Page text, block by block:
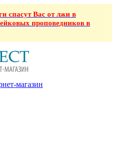
спасут Вас от лжи в
проповедников в
магазин